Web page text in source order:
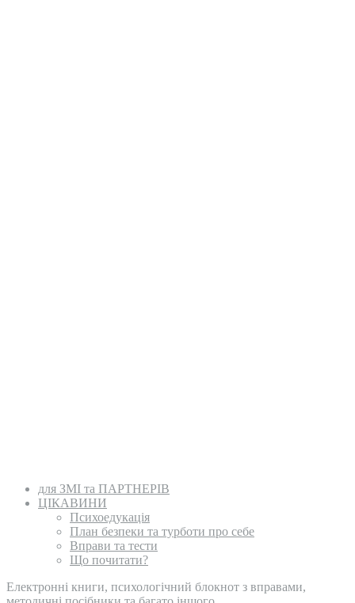
для ЗМІ та ПАРТНЕРІВ
ЦІКАВИНИ
Психоедукація
План безпеки та турботи про себе
Вправи та тести
Що почитати?
Електронні книги, психологічний блокнот з вправами,